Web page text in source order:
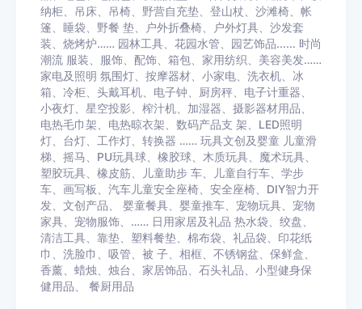
纳柜、吊床、吊椅、野营自充垫、登山杖、沙滩椅、帐
篷、睡袋、野餐 垫、户外折叠椅、户外灯具、沙发套
装、烧烤炉…… 园林工具、花园水管、园艺饰品...... 时尚
潮流 服装、服饰、配饰、箱包、家用纺织、美容美发……
家电及照明 氛围灯、按摩器材、小家电、洗衣机、冰
箱、冷柜、头戴耳机、电子钟、厨房秤、电子计重器、
小夜灯、星空投影、榨汁机、加湿器、摄影器材用品、
电热毛巾架、电热晾衣架、数码产品支 架、 LED照明
灯、台灯、工作灯、转换器 …… 玩具文创及婴童 儿童滑
梯、摇马、 PU玩具球、橡胶球、木质玩具、魔术玩具、
塑胶玩具、橡皮筋、儿童助步 车、儿童自行车、学步
车、画写板、汽车儿童安全座椅、安全座椅、 DIY智力开
发、文创产品、 婴童餐具、婴童推车、宠物玩具、宠物
家具、宠物服饰、…… 日用家居及礼品 热水袋、绞盘、
清洁工具、靠垫、塑料餐垫、棉布袋、礼品袋、印花纸
巾、洗脸巾、吸管、被 子、相框、不锈钢盆、保鲜盒、
香薰、蜡烛、烛台、家居饰品、石头礼品、小型健身保
健用品、 餐厨用品